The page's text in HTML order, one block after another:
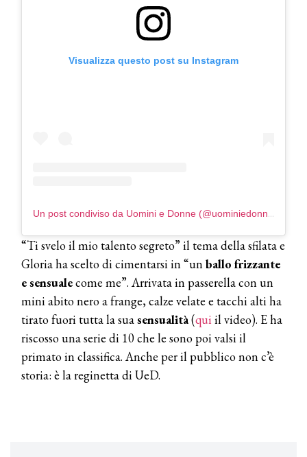
Visualizza questo post su Instagram
“Ti svelo il mio talento segreto” il tema della sfilata e
Gloria ha scelto di cimentarsi in “un ballo frizzante
e sensualecome me”. Arrivata in passerella con un
mini abito nero a frange, calze velate e tacchi alti ha
tirato fuori tutta la suasensualità(qui il video). E ha
riscosso una serie di 10 che le sono poi valsi il
primato in classifica. Anche per il pubblico non c’è
storia: è la reginetta di UeD.
COSMOPROF WORLDWIDE BOLOGNA
Cosmprof Worldwide Bologna
presenta THE BEAUTY &
WELLNESS CONGRESS 2022: I
TONI&GUY
A Natale regala una doppia
TONI&GUY “Feel Good Experience”!
TONI&GUY
LABEL.M lancia la sua innovativa ed
eco-sostenibile linea di prodotti
professionali
DAVINES
Davines presenta cofanetti beauty